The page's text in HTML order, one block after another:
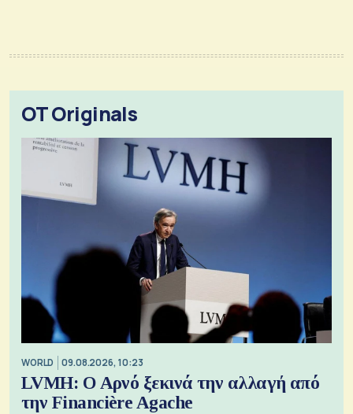
OT Originals
WORLD 09.08.2026, 10:23
LVMH: Ο Αρνό ξεκινά την αλλαγή από
την Financière Agache